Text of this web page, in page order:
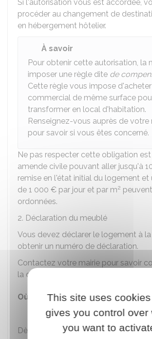
Si l'autorisation vous est accordée,
procéder au changement de
en hébergement hôtelier.
À savoir
Pour obtenir cette autorisation, la
imposer une règle dite de
Cette règle vous impose
commercial de même surface
transformer en local d'habitation.
Renseignez-vous auprès de votre
pour savoir si vous êtes concerné.
Ne pas respecter cette obligation
amende civile pouvant aller jusqu'à
remise en l'état initial du logement et
de 1 000 € par jour et par m2
ordonnées.
2. Déclaration du meublé
Vous devez déclarer le logement à
obtenir un numéro de déclaration.
Contactez votre mairie pour savoir
la déclaration :
Où s'adresser ?
Mairie
Dès réception de votre déclaration,
This site uses
gives you control over
you want to